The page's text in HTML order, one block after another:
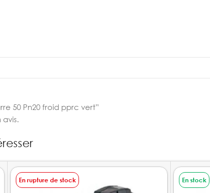
50 Pn20 froid pprc vert”
En rupture de stock En stock